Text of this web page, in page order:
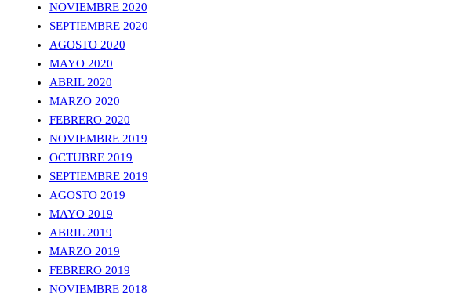
NOVIEMBRE 2020
SEPTIEMBRE 2020
AGOSTO 2020
MAYO 2020
ABRIL 2020
MARZO 2020
FEBRERO 2020
NOVIEMBRE 2019
OCTUBRE 2019
SEPTIEMBRE 2019
AGOSTO 2019
MAYO 2019
ABRIL 2019
MARZO 2019
FEBRERO 2019
NOVIEMBRE 2018